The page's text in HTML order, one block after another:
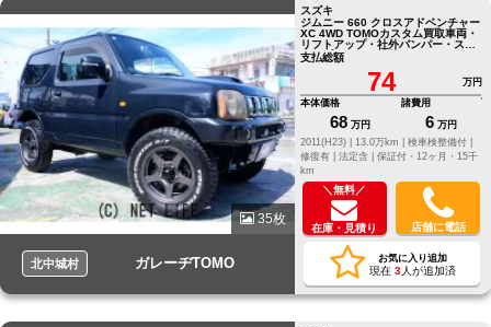
35枚
北中城村 ガレーヂTOMO
スズキ
ジムニー 660 クロスアドベンチャー
XC 4WD TOMOカスタム買取車両・
リフトアップ・社外バンパー・スキ
ッドプレート・社外アルミ・
支払総額
74
万円
本体価格
68 万円
諸費用
6 万円
2011(H23) |
13.0万km |
検車検整備付 |
修復有 | 法定含 | 保証付・12ヶ月・15千
km
＼無料／
在庫・見積り 店舗に電話
お気に入り追加
現在 3人が追加済